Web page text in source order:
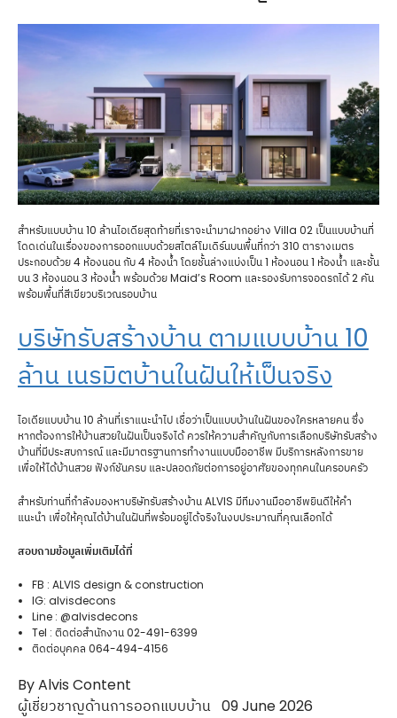
สำหรับแบบบ้าน 10 ล้านไอเดียสุดท้ายที่เราจะนำมาฝากอย่าง Villa 02 เป็นแบบบ้านที่
โดดเด่นในเรื่องของการออกแบบด้วยสไตล์โมเดิร์นบนพื้นที่กว่า 310 ตารางเมตร
ประกอบด้วย 4 ห้องนอน กับ 4 ห้องน้ำ โดยชั้นล่างแบ่งเป็น 1 ห้องนอน 1 ห้องน้ำ และชั้น
บน 3 ห้องนอน 3 ห้องน้ำ พร้อมด้วย Maid’s Room และรองรับการจอดรถได้ 2 คัน
พร้อมพื้นที่สีเขียวบริเวณรอบบ้าน
บริษัทรับสร้างบ้าน ตามแบบบ้าน 10
ล้าน เนรมิตบ้านในฝันให้เป็นจริง
ไอเดียแบบบ้าน 10 ล้านที่เราแนะนำไป เชื่อว่าเป็นแบบบ้านในฝันของใครหลายคน ซึ่ง
หากต้องการให้บ้านสวยในฝันเป็นจริงได้ ควรให้ความสำคัญกับการเลือกบริษัทรับสร้าง
บ้านที่มีประสบการณ์ และมีมาตรฐานการทำงานแบบมืออาชีพ มีบริการหลังการขาย
เพื่อให้ได้บ้านสวย ฟังก์ชันครบ และปลอดภัยต่อการอยู่อาศัยของทุกคนในครอบครัว
สำหรับท่านที่กำลังมองหาบริษัทรับสร้างบ้าน ALVIS มีทีมงานมืออาชีพยินดีให้คำ
แนะนำ เพื่อให้คุณได้บ้านในฝันที่พร้อมอยู่ได้จริงในงบประมาณที่คุณเลือกได้
สอบถามข้อมูลเพิ่มเติมได้ที่
FB : ALVIS design & construction
IG: alvisdecons
Line : @alvisdecons
Tel : ติดต่อสำนักงาน 02-491-6399
ติดต่อบุคคล 064-494-4156
By Alvis Content
ผู้เชี่ยวชาญด้านการออกแบบบ้าน 09 June 2026